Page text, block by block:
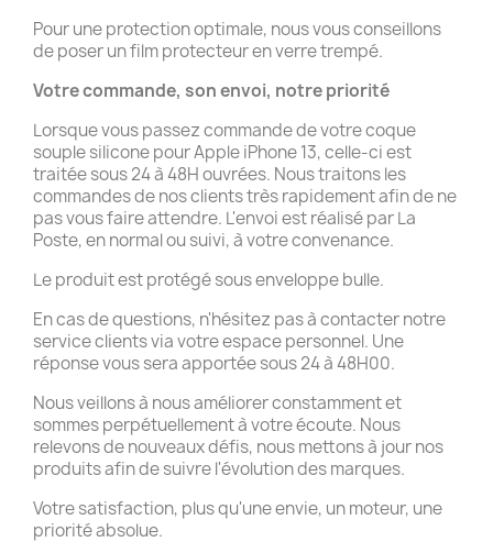
Pour une protection optimale, nous vous conseillons
de poser un film protecteur en verre trempé.
Votre commande, son envoi, notre priorité
Lorsque vous passez commande de votre coque
souple silicone pour Apple iPhone 13, celle-ci est
traitée sous 24 à 48H ouvrées. Nous traitons les
commandes de nos clients très rapidement afin de ne
pas vous faire attendre. L'envoi est réalisé par La
Poste, en normal ou suivi, à votre convenance.
Le produit est protégé sous enveloppe bulle.
En cas de questions, n'hésitez pas à contacter notre
service clients via votre espace personnel. Une
réponse vous sera apportée sous 24 à 48H00.
Nous veillons à nous améliorer constamment et
sommes perpétuellement à votre écoute. Nous
relevons de nouveaux défis, nous mettons à jour nos
produits afin de suivre l'évolution des marques.
Votre satisfaction, plus qu'une envie, un moteur, une
priorité absolue.